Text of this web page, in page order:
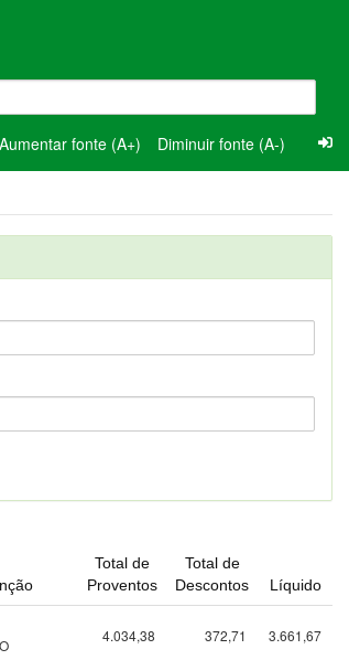
Aumentar fonte (A+) Diminuir fonte (A-)
Total de
Proventos
Total de
Descontos
Líquido
4.034,38 372,71 3.661,67